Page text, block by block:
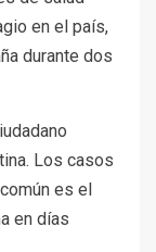
en el país,
durante dos
Los casos
es el
en días